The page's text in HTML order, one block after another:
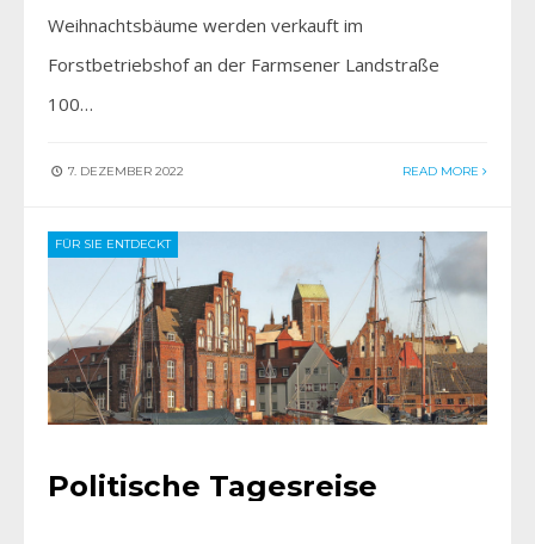
Weihnachtsbäume werden verkauft im
Forstbetriebshof an der Farmsener Landstraße
100…
7. DEZEMBER 2022 READ MORE
FÜR SIE ENTDECKT
Politische Tagesreise